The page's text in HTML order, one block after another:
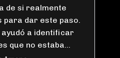
de si realmente
para dar este paso.
ayudó a identificar
que no estaba